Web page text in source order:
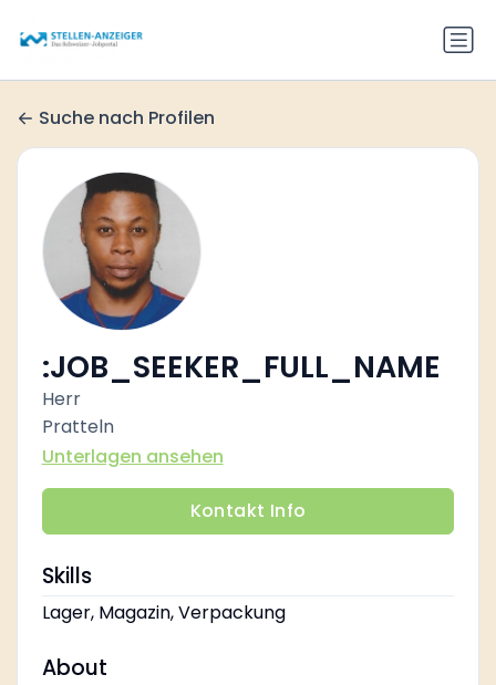
Suche nach Profilen
:JOB_SEEKER_FULL_NAME
Herr
Pratteln
Unterlagen ansehen
Kontakt Info
Skills
Lager, Magazin, Verpackung
About